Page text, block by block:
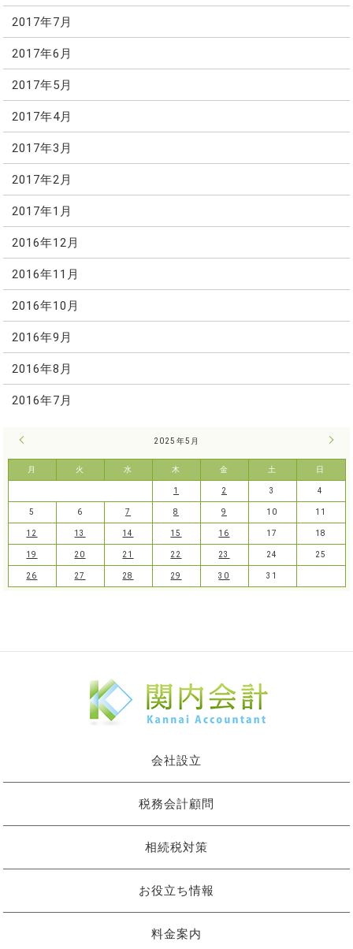
2017年7月
2017年6月
2017年5月
2017年4月
2017年3月
2017年2月
2017年1月
2016年12月
2016年11月
2016年10月
2016年9月
2016年8月
2016年7月
2025年5月
月 火 水 木 金 土 日
6月
1 2 3 4
5 6 7 8 9 10 11
12 13 14 15 16 17 18
19 20 21 22 23 24 25
26 27 28 29 30 31
会社設立
税務会計顧問
相続税対策
お役立ち情報
料金案内